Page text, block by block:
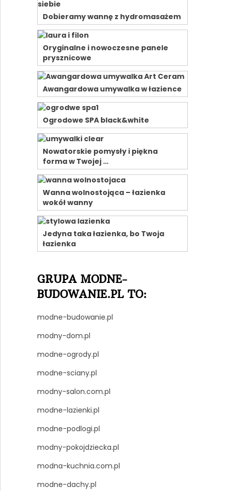
Dobieramy wannę z hydromasażem
Oryginalne i nowoczesne panele
prysznicowe
Awangardowa umywalka w łazience
Ogrodowe SPA black&white
Nowatorskie pomysły i piękna
forma w Twojej …
Wanna wolnostojąca – łazienka
wokół wanny
Jedyna taka łazienka, bo Twoja
łazienka
GRUPA MODNE-
BUDOWANIE.PL TO:
modne-budowanie.pl
modny-dom.pl
modne-ogrody.pl
modne-sciany.pl
modny-salon.com.pl
modne-lazienki.pl
modne-podlogi.pl
modny-pokojdziecka.pl
modna-kuchnia.com.pl
modne-dachy.pl